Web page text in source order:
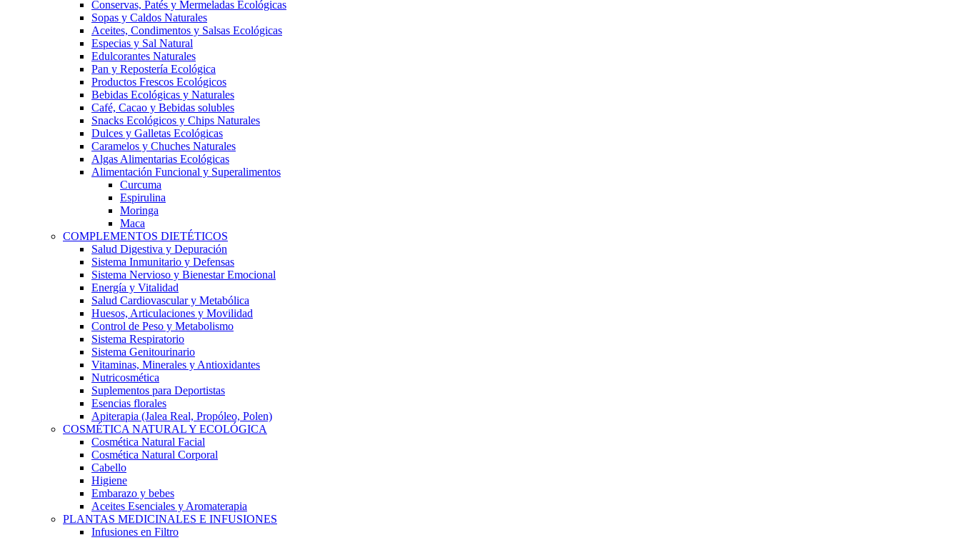
Conservas, Patés y Mermeladas Ecológicas
Sopas y Caldos Naturales
Aceites, Condimentos y Salsas Ecológicas
Especias y Sal Natural
Edulcorantes Naturales
Pan y Repostería Ecológica
Productos Frescos Ecológicos
Bebidas Ecológicas y Naturales
Café, Cacao y Bebidas solubles
Snacks Ecológicos y Chips Naturales
Dulces y Galletas Ecológicas
Caramelos y Chuches Naturales
Algas Alimentarias Ecológicas
Alimentación Funcional y Superalimentos
Curcuma
Espirulina
Moringa
Maca
COMPLEMENTOS DIETÉTICOS
Salud Digestiva y Depuración
Sistema Inmunitario y Defensas
Sistema Nervioso y Bienestar Emocional
Energía y Vitalidad
Salud Cardiovascular y Metabólica
Huesos, Articulaciones y Movilidad
Control de Peso y Metabolismo
Sistema Respiratorio
Sistema Genitourinario
Vitaminas, Minerales y Antioxidantes
Nutricosmética
Suplementos para Deportistas
Esencias florales
Apiterapia (Jalea Real, Propóleo, Polen)
COSMÉTICA NATURAL Y ECOLÓGICA
Cosmética Natural Facial
Cosmética Natural Corporal
Cabello
Higiene
Embarazo y bebes
Aceites Esenciales y Aromaterapia
PLANTAS MEDICINALES E INFUSIONES
Infusiones en Filtro